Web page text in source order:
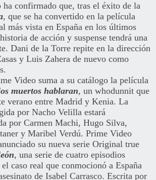
ha confirmado que, tras el éxito de la
, que se ha convertido en la película
más vista en España en los últimos
de acción y suspense tendrá una
Dani de la Torre repite en la dirección
y Luis Zahera de nuevo como
Video suma a su catálogo la película
muertos hablaran, un whodunnit que
verano entre Madrid y Kenia. La
por Nacho Velilla estará
por Carmen Machi, Hugo Silva,
y Maribel Verdú. Prime Video
su nueva serie Original true
, una serie de cuatro episodios
caso real que conmocionó a España
de Isabel Carrasco. Escrita por